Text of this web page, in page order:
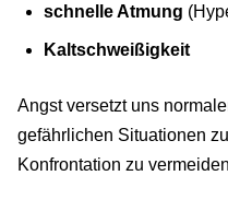
schnelle Atmung
Kaltschweißigkeit
Angst versetzt uns
gefährlichen Situationen
Konfrontation zu